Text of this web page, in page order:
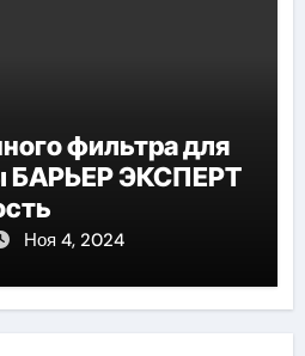
фильтра для
БАРЬЕР ЭКСПЕРТ
Ноя 4, 2024